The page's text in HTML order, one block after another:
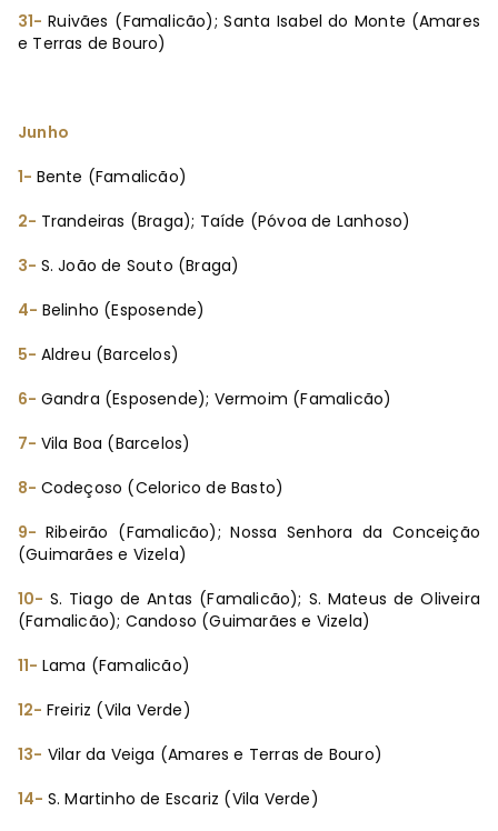
31-Ruivães (Famalicão); Santa Isabel do Monte (Amares
e Terras de Bouro)
Junho
1- Bente (Famalicão)
2- Trandeiras (Braga); Taíde (Póvoa de Lanhoso)
3- S. João de Souto (Braga)
4- Belinho (Esposende)
5- Aldreu (Barcelos)
6- Gandra (Esposende); Vermoim (Famalicão)
7- Vila Boa (Barcelos)
8- Codeçoso (Celorico de Basto)
9-Ribeirão (Famalicão); Nossa Senhora da Conceição
(Guimarães e Vizela)
10- S. Tiago de Antas (Famalicão); S. Mateus de Oliveira
(Famalicão); Candoso (Guimarães e Vizela)
11- Lama (Famalicão)
12- Freiriz (Vila Verde)
13- Vilar da Veiga (Amares e Terras de Bouro)
14- S. Martinho de Escariz (Vila Verde)